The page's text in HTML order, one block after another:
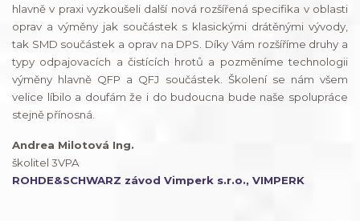
hlavně v praxi vyzkoušeli další nová rozšířená specifika v oblasti
oprav a výměny jak součástek s klasickými drátěnými vývody,
tak SMD součástek a oprav na DPS. Díky Vám rozšíříme druhy a
typy odpajovacích a čistících hrotů a pozměníme technologii
výměny hlavně QFP a QFJ součástek. Školení se nám všem
velice líbilo a doufám že i do budoucna bude naše spolupráce
stejně přínosná.
Andrea Milotová Ing.
školitel 3VPA
ROHDE&SCHWARZ závod Vimperk s.r.o., VIMPERK